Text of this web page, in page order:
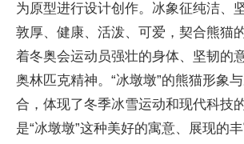
为原型进行设计创作。冰象征纯洁、
敦厚、健康、活泼、可爱，契合熊猫
着冬奥会运动员强壮的身体、坚韧的
奥林匹克精神。“冰墩墩”的熊猫形象
合，体现了冬季冰雪运动和现代科技
是“冰墩墩”这种美好的寓意、展现的